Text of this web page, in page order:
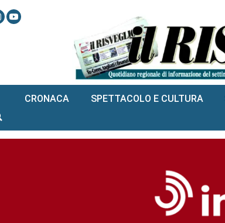
CRONACA SPETTACOLO E CULTURA